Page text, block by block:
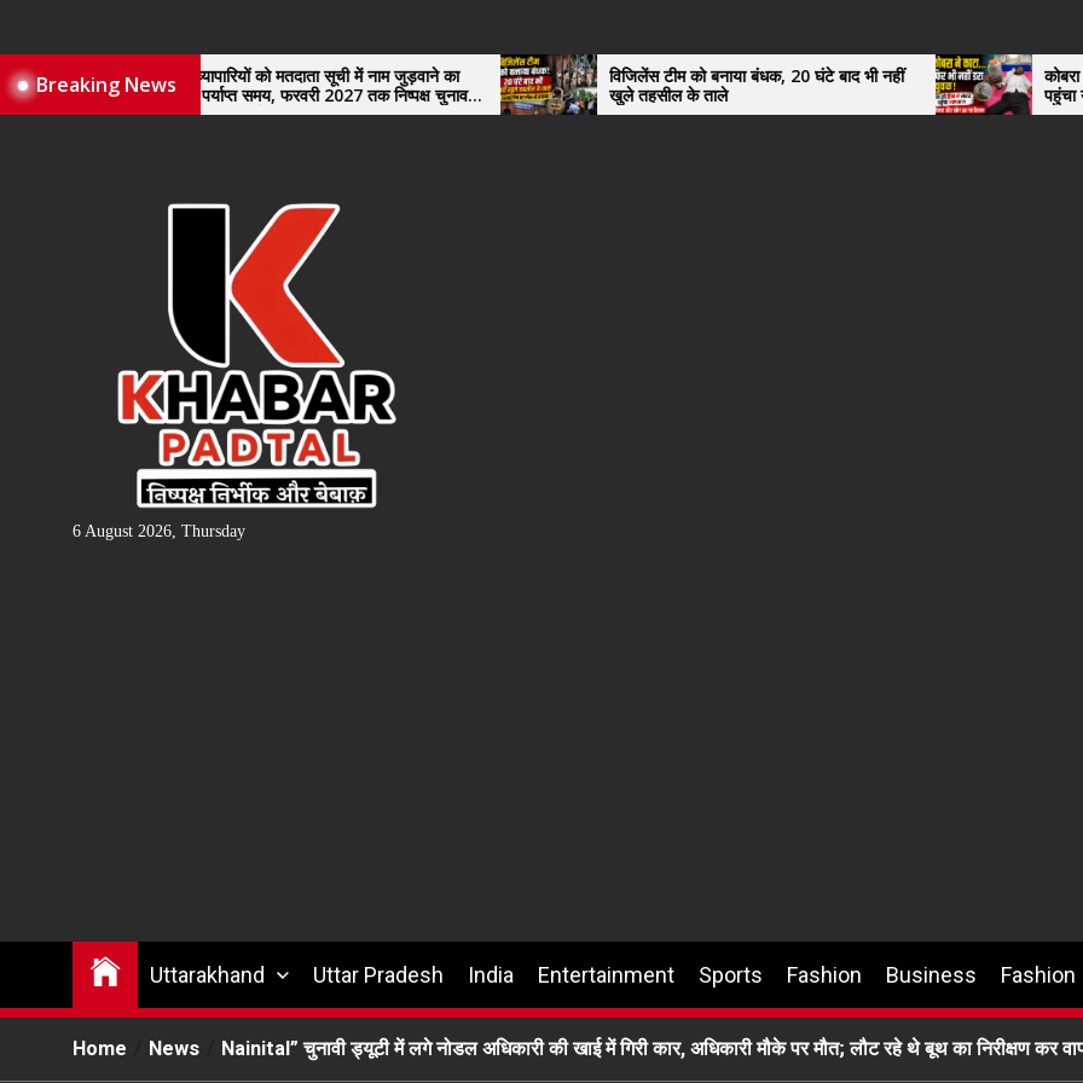
the
content
Breaking News
नए व्यापारियों को मतदाता सूची में नाम जुड़वाने का
मिले पर्याप्त समय, फरवरी 2027 तक निष्पक्ष चुनाव
कराने की उठाई मांग, सौंपा ज्ञापन।
विजिलेंस टीम को बनाया बंधक, 20 घंटे बाद भी नहीं
खुले तहसील के ताले
कोबरा ने काटा तो उसी
पहुंचा युवक, अस्पताल में
हैरान
6 August 2026, Thursday
Uttarakhand Uttar Pradesh India Entertainment Sports Fashion Business Fashion
Home News Nainital” चुनावी ड्यूटी में लगे नोडल अधिकारी की खाई में गिरी कार, अधिकारी मौके पर मौत; लौट रहे थे बूथ का निरीक्षण कर